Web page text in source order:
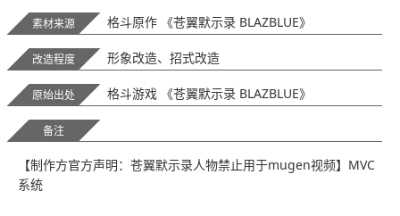
素材来源 格斗原作 《苍翼默示录 BLAZBLUE》
改造程度 形象改造、招式改造
原始出处 格斗游戏 《苍翼默示录 BLAZBLUE》
备注
【制作方官方声明：苍翼默示录人物禁止用于mugen视频】MVC
系统